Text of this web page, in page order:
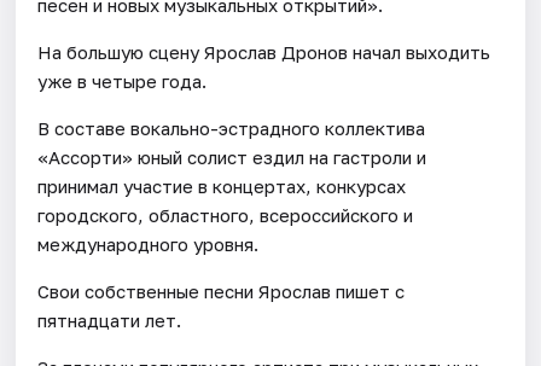
песен и новых музыкальных открытий».
На большую сцену Ярослав Дронов начал выходить
уже в четыре года.
В составе вокально-эстрадного коллектива
«Ассорти» юный солист ездил на гастроли и
принимал участие в концертах, конкурсах
городского, областного, всероссийского и
международного уровня.
Свои собственные песни Ярослав пишет с
пятнадцати лет.